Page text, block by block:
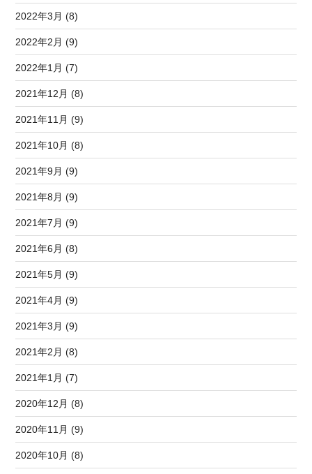
2022年3月 (8)
2022年2月 (9)
2022年1月 (7)
2021年12月 (8)
2021年11月 (9)
2021年10月 (8)
2021年9月 (9)
2021年8月 (9)
2021年7月 (9)
2021年6月 (8)
2021年5月 (9)
2021年4月 (9)
2021年3月 (9)
2021年2月 (8)
2021年1月 (7)
2020年12月 (8)
2020年11月 (9)
2020年10月 (8)